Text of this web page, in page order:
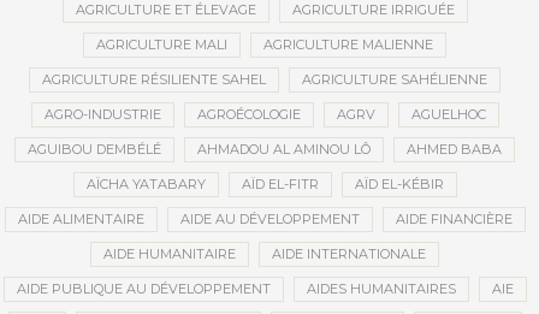
AGRICULTURE ET ÉLEVAGE AGRICULTURE IRRIGUÉE
AGRICULTURE MALI AGRICULTURE MALIENNE
AGRICULTURE RÉSILIENTE SAHEL AGRICULTURE SAHÉLIENNE
AGRO-INDUSTRIE AGROÉCOLOGIE AGRV AGUELHOC
AGUIBOU DEMBÉLÉ AHMADOU AL AMINOU LÔ AHMED BABA
AÏCHA YATABARY AÏD EL-FITR AÏD EL-KÉBIR
AIDE ALIMENTAIRE AIDE AU DÉVELOPPEMENT AIDE FINANCIÈRE
AIDE HUMANITAIRE AIDE INTERNATIONALE
AIDE PUBLIQUE AU DÉVELOPPEMENT AIDES HUMANITAIRES AIE